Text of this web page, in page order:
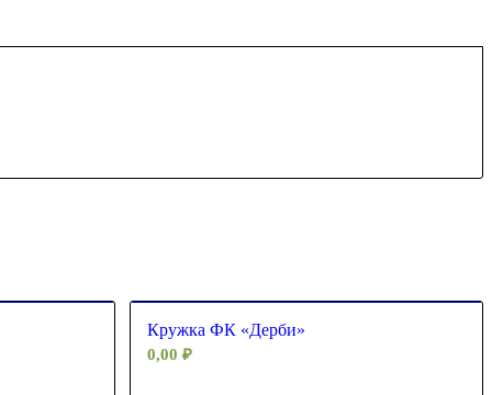
Кружка ФК «Дерби»
0,00 ₽